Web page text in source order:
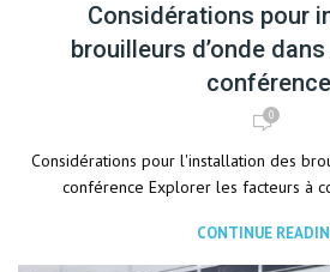
Considérations pour
brouilleurs d’onde
conférence
0
Considérations pour l'installation des
conférence Explorer les facteurs à
CONTINUE